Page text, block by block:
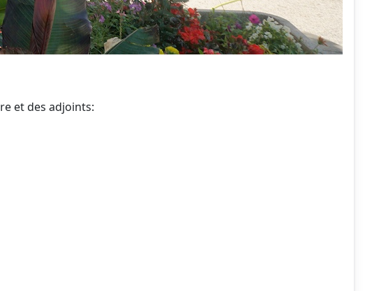
et des adjoints: